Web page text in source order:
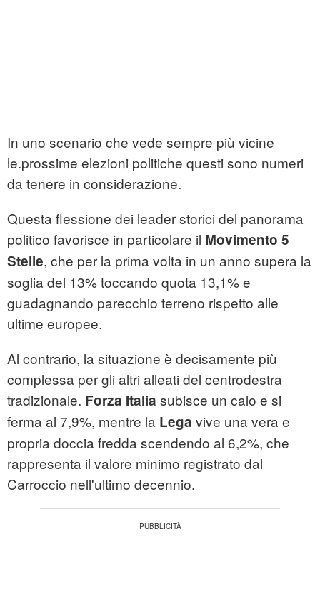
In uno scenario che vede sempre più vicine
le.prossime elezioni politiche questi sono numeri
da tenere in considerazione.
Questa flessione dei leader storici del panorama
politico favorisce in particolare il Movimento 5
Stelle, che per la prima volta in un anno supera la
soglia del 13% toccando quota 13,1% e
guadagnando parecchio terreno rispetto alle
ultime europee.
Al contrario, la situazione è decisamente più
complessa per gli altri alleati del centrodestra
tradizionale. Forza Italia subisce un calo e si
ferma al 7,9%, mentre la Lega vive una vera e
propria doccia fredda scendendo al 6,2%, che
rappresenta il valore minimo registrato dal
Carroccio nell'ultimo decennio.